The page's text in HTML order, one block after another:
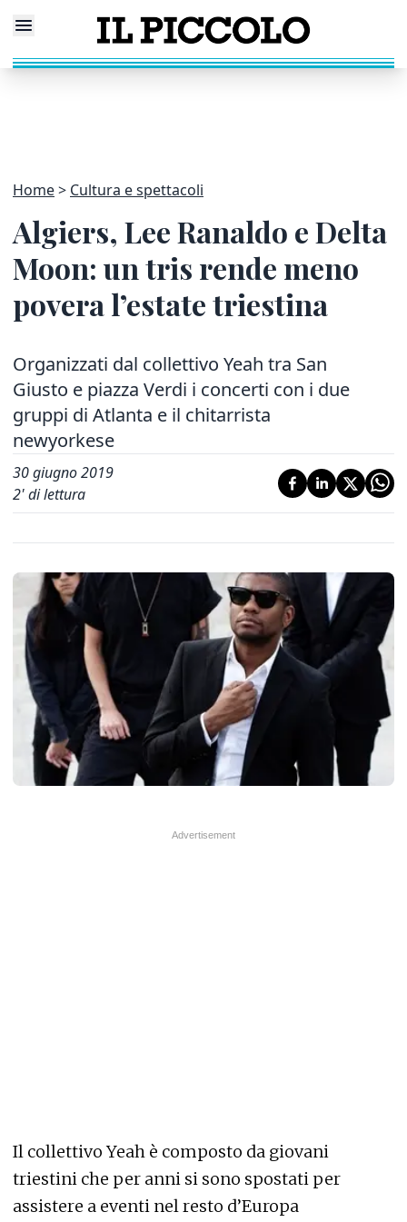
Home Cultura e spettacoli
Algiers, Lee Ranaldo e Delta
Moon: un tris rende meno
povera l’estate triestina
Organizzati dal collettivo Yeah tra San
Giusto e piazza Verdi i concerti con i due
gruppi di Atlanta e il chitarrista
newyorkese
30 giugno 2019
2' di lettura
Il collettivo Yeah è composto da giovani
triestini che per anni si sono spostati per
assistere a eventi nel resto d’Europa